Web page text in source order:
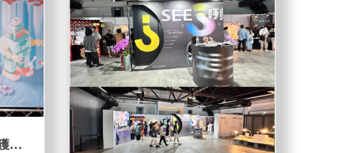
歐洲盃國際創新發明展-榮獲「金牌」